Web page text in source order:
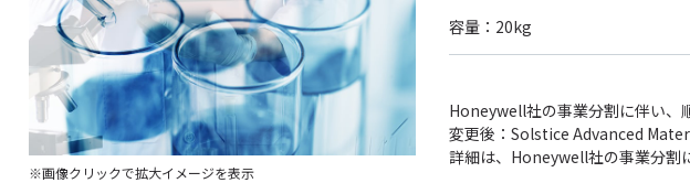
※画像クリックで拡大イメージを表示
容量：20kg
Honeywell社の事業分割に伴い、
変更後：Solstice Advanced
詳細は、Honeywell社の事業分割